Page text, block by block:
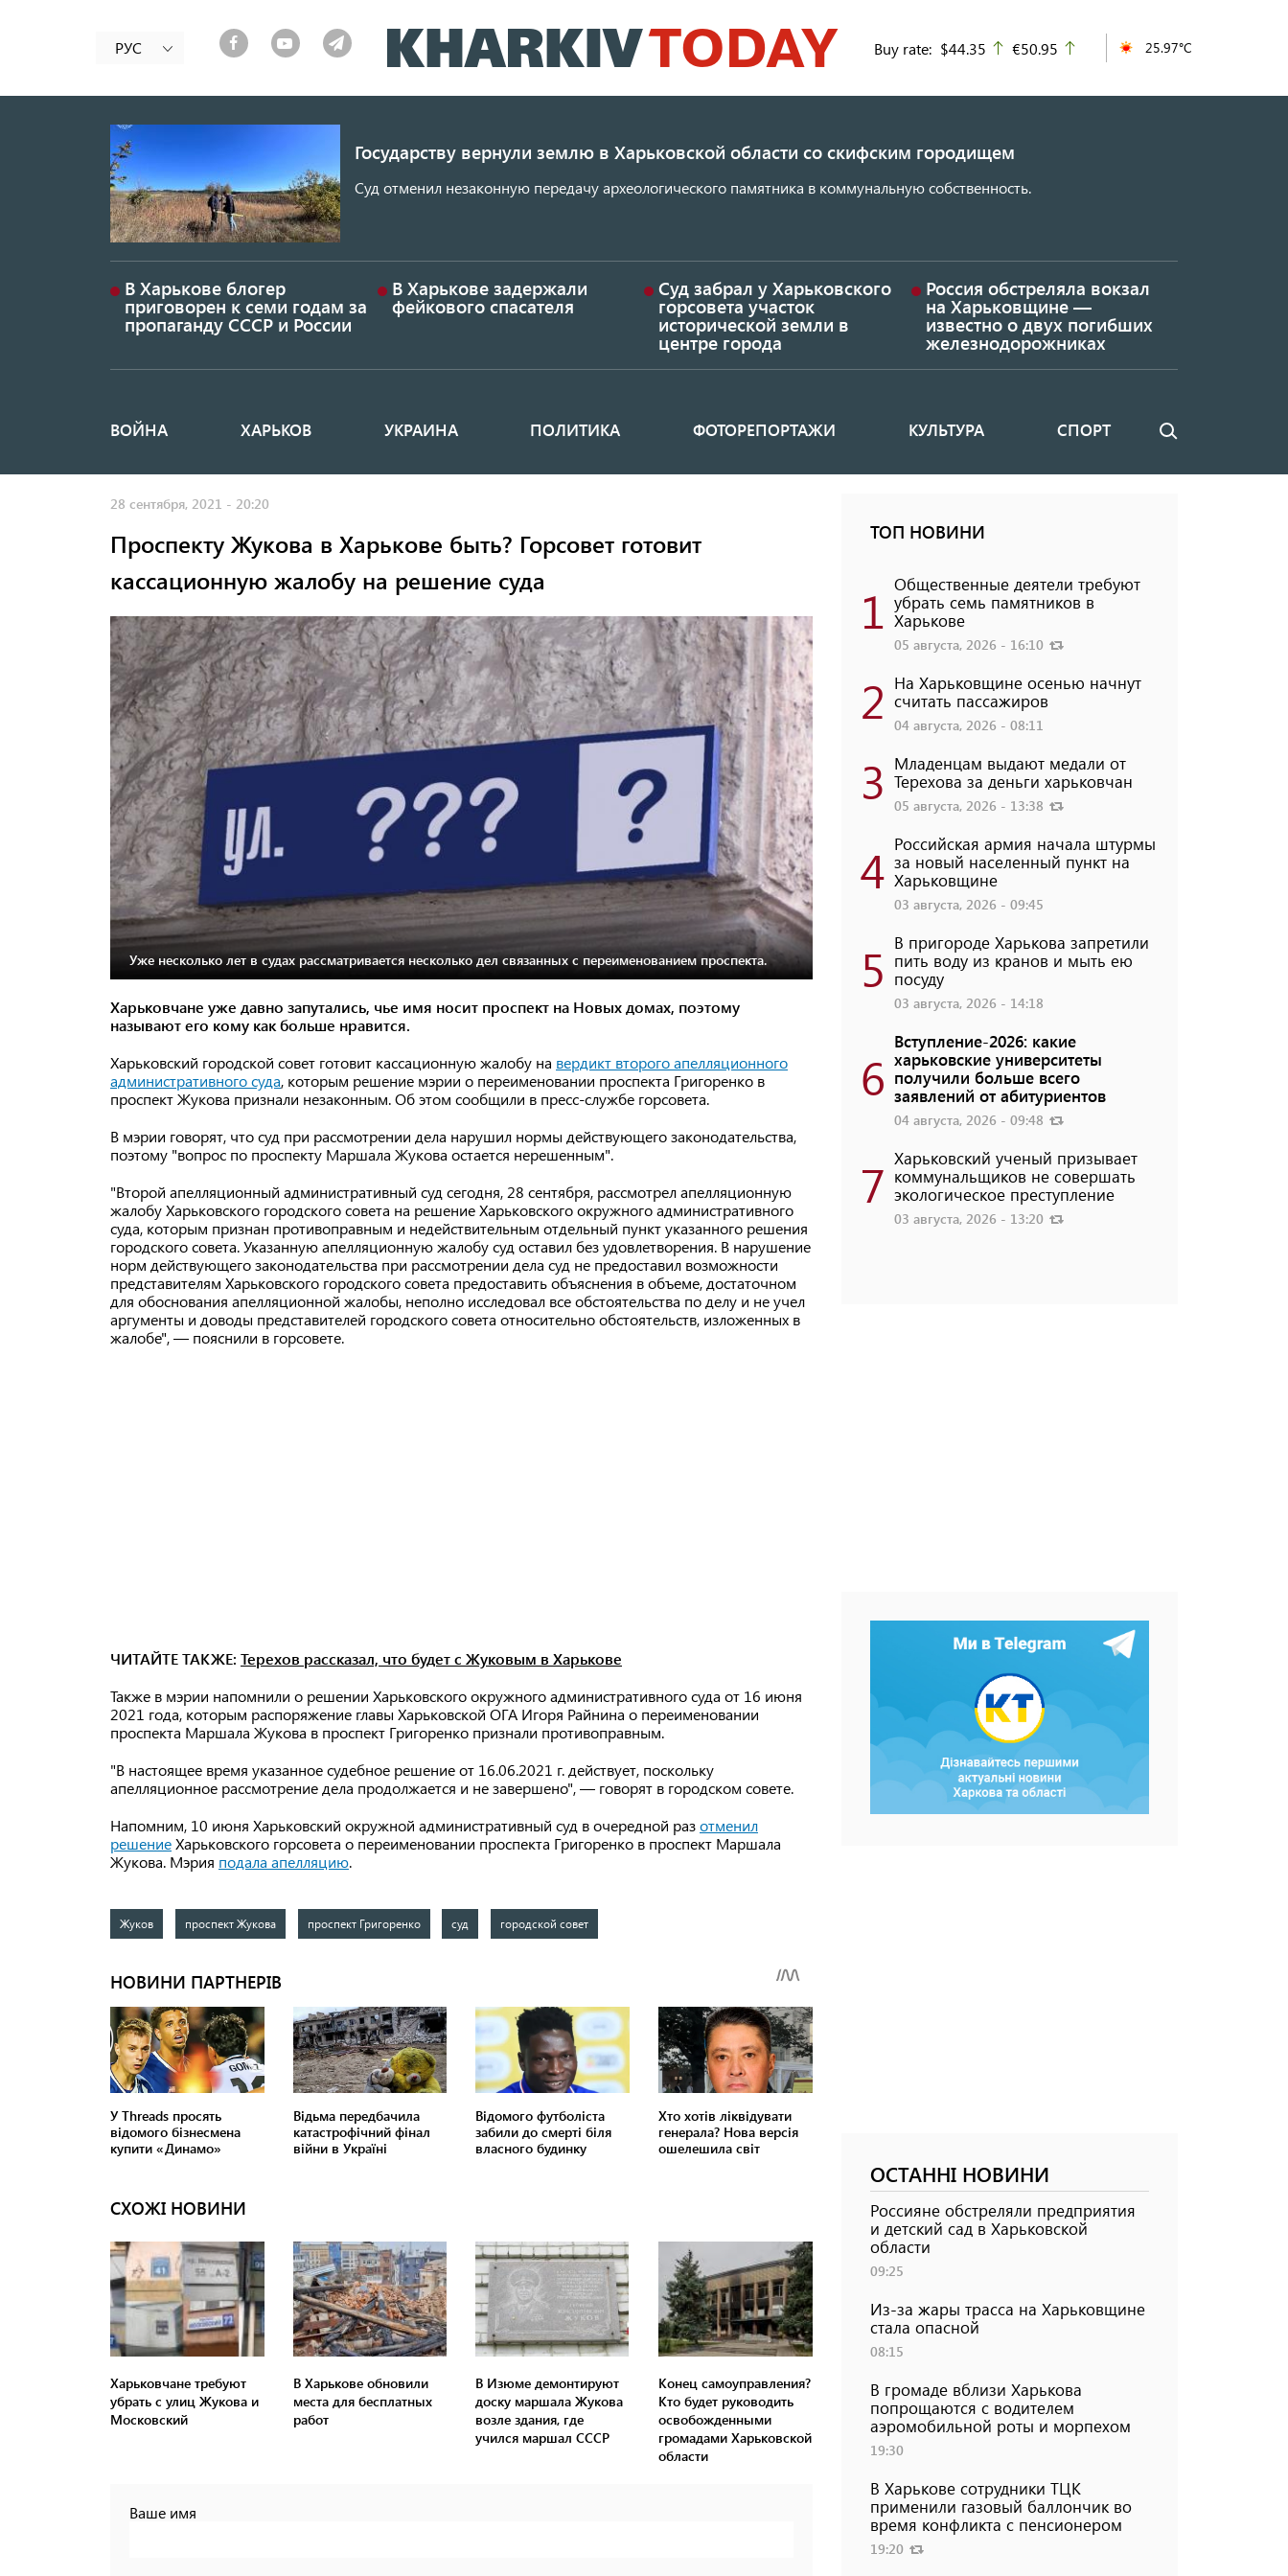
к
основному
РУС Buy rate: $44.35 up
€50.95 25.97°C
Государству вернули землю в Харьковской области со скифским городищем
Суд отменил незаконную передачу археологического памятника в коммунальную собственность.
В Харькове блогер
приговорен к семи годам за
пропаганду СССР и России
В Харькове задержали
фейкового спасателя
Суд забрал у Харьковского
горсовета участок
исторической земли в
центре города
Россия обстреляла вокзал
на Харьковщине —
известно о двух погибших
железнодорожниках
Основная
ВОЙНА ХАРЬКОВ УКРАИНА ПОЛИТИКА ФОТОРЕПОРТАЖИ КУЛЬТУРА СПОРТ Поиск
28 сентября, 2021 - 20:20
Проспекту Жукова в Харькове быть? Горсовет готовит
кассационную жалобу на решение суда
Уже несколько лет в судах рассматривается несколько дел связанных с переименованием проспекта.
Харьковчане уже давно запутались, чье имя носит проспект на Новых домах, поэтому
называют его кому как больше нравится.
Харьковский городской совет готовит кассационную жалобу на вердикт второго апелляционного
административного суда, которым решение мэрии о переименовании проспекта Григоренко в
проспект Жукова признали незаконным. Об этом сообщили в пресс-службе горсовета.
В мэрии говорят, что суд при рассмотрении дела нарушил нормы действующего законодательства,
поэтому "вопрос по проспекту Маршала Жукова остается нерешенным".
"Второй апелляционный административный суд сегодня, 28 сентября, рассмотрел апелляционную
жалобу Харьковского городского совета на решение Харьковского окружного административного
суда, которым признан противоправным и недействительным отдельный пункт указанного решения
городского совета. Указанную апелляционную жалобу суд оставил без удовлетворения. В нарушение
норм действующего законодательства при рассмотрении дела суд не предоставил возможности
представителям Харьковского городского совета предоставить объяснения в объеме, достаточном
для обоснования апелляционной жалобы, неполно исследовал все обстоятельства по делу и не учел
аргументы и доводы представителей городского совета относительно обстоятельств, изложенных в
жалобе", — пояснили в горсовете.
ЧИТАЙТЕ ТАКЖЕ: Терехов рассказал, что будет с Жуковым в Харькове
Также в мэрии напомнили о решении Харьковского окружного административного суда от 16 июня
2021 года, которым распоряжение главы Харьковской ОГА Игоря Райнина о переименовании
проспекта Маршала Жукова в проспект Григоренко признали противоправным.
"В настоящее время указанное судебное решение от 16.06.2021 г. действует, поскольку
апелляционное рассмотрение дела продолжается и не завершено", — говорят в городском совете.
Напомним, 10 июня Харьковский окружной административный суд в очередной разотменил
решениеХарьковского горсовета о переименовании проспекта Григоренко в проспект Маршала
Жукова. Мэрия подала апелляцию.
Жуков проспект Жукова проспект Григоренко суд городской совет
СХОЖІ НОВИНИ
Харьковчане требуют
убрать с улиц Жукова и
Московский
В Харькове обновили
места для бесплатных
работ
В Изюме демонтируют
доску маршала Жукова
возле здания, где
учился маршал СССР
Конец самоуправления?
Кто будет руководить
освобожденными
громадами Харьковской
области
Ваше имя
ТОП НОВИНИ
1 Общественные деятели требуют
убрать семь памятников в
Харькове
05 августа, 2026 - 16:10
2 На Харьковщине осенью начнут
считать пассажиров
04 августа, 2026 - 08:11
3 Младенцам выдают медали от
Терехова за деньги харьковчан
05 августа, 2026 - 13:38
4 Российская армия начала штурмы
за новый населенный пункт на
Харьковщине
03 августа, 2026 - 09:45
5 В пригороде Харькова запретили
пить воду из кранов и мыть ею
посуду
03 августа, 2026 - 14:18
6
Вступление-2026: какие
харьковские университеты
получили больше всего
заявлений от абитуриентов
04 августа, 2026 - 09:48
7 Харьковский ученый призывает
коммунальщиков не совершать
экологическое преступление
03 августа, 2026 - 13:20
ОСТАННІ НОВИНИ
Россияне обстреляли предприятия
и детский сад в Харьковской
области
09:25
Из-за жары трасса на Харьковщине
стала опасной
08:15
В громаде вблизи Харькова
попрощаются с водителем
аэромобильной роты и морпехом
19:30
В Харькове сотрудники ТЦК
применили газовый баллончик во
время конфликта с пенсионером
19:20